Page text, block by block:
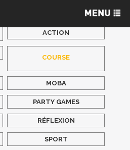
ACTION
COURSE
MOBA
PARTY GAMES
RÉFLEXION
SPORT